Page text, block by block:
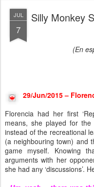
JUL
7
Silly Monkey
(En
29/Jun/2015 –
Florencia had her first
means, she played for
instead of the recreational
(a neighbouring town) and
game myself. Knowing
arguments with her
she had any ‘discussions’.